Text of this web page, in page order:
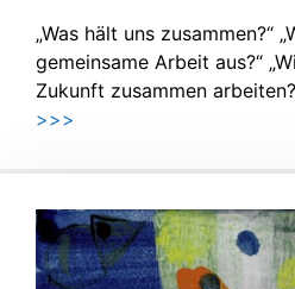
„Was hält uns zusammen?“
gemeinsame Arbeit aus?“
Zukunft zusammen
>>>